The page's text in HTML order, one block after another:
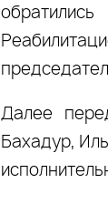
Далее
Бахадур,